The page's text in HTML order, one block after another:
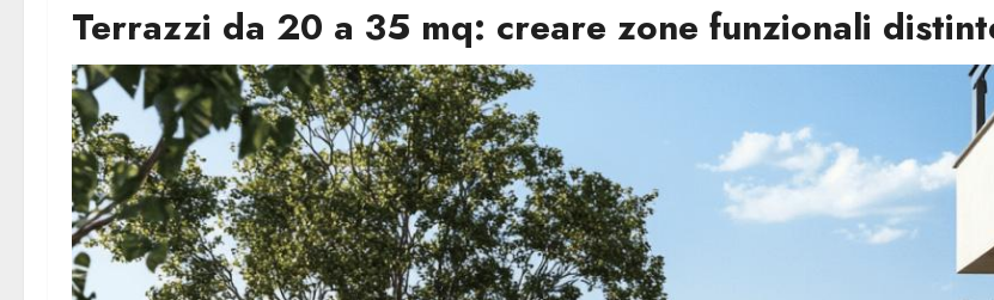
Terrazzi da 20 a 35 mq: creare zone funzionali